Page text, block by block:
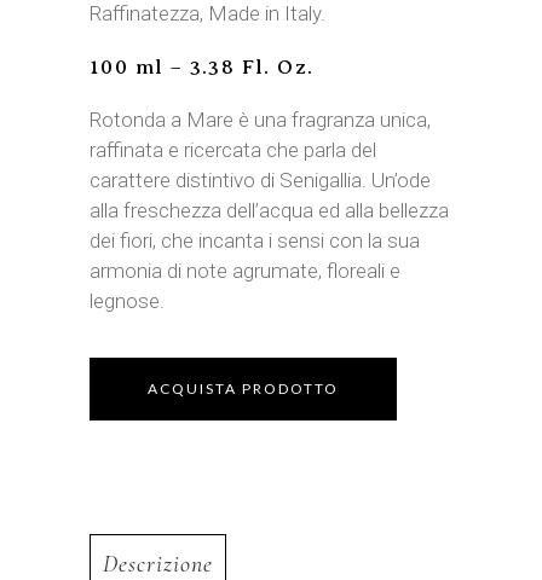
Raffinatezza, Made in Italy.
100 ml – 3.38 Fl. Oz.
Rotonda a Mare è una fragranza unica,
raffinata e ricercata che parla del
carattere distintivo di Senigallia. Un’ode
alla freschezza dell’acqua ed alla bellezza
dei fiori, che incanta i sensi con la sua
armonia di note agrumate, floreali e
legnose.
ACQUISTA PRODOTTO
Descrizione